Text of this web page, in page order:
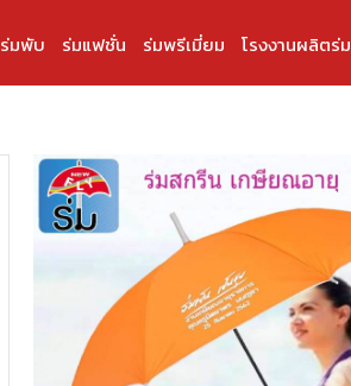
ร่มพับ ร่มแฟชั่น ร่มพรีเมี่ยม โรงงานผลิตร่ม